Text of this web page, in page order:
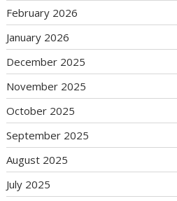
February 2026
January 2026
December 2025
November 2025
October 2025
September 2025
August 2025
July 2025